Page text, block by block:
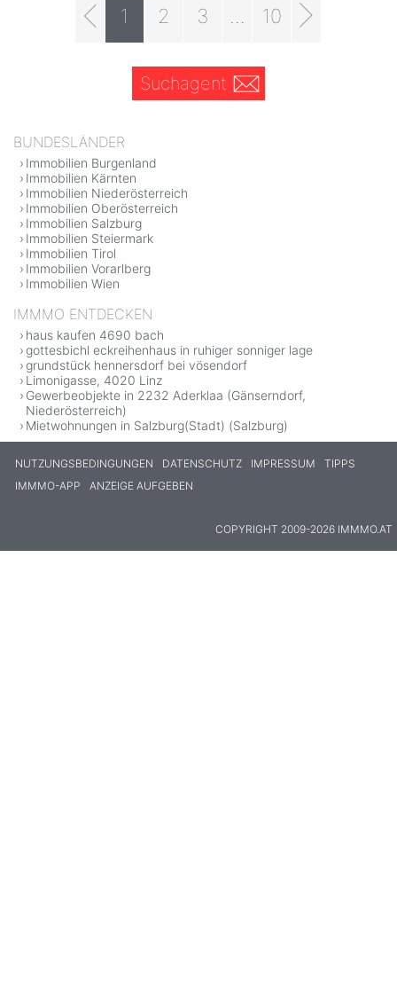
1 2 3 10
Suchagent
BUNDESLÄNDER
Immobilien Burgenland
Immobilien Kärnten
Immobilien Niederösterreich
Immobilien Oberösterreich
Immobilien Salzburg
Immobilien Steiermark
Immobilien Tirol
Immobilien Vorarlberg
Immobilien Wien
IMMMO ENTDECKEN
haus kaufen 4690 bach
gottesbichl eckreihenhaus in ruhiger sonniger lage
grundstück hennersdorf bei vösendorf
Limonigasse, 4020 Linz
Gewerbeobjekte in 2232 Aderklaa (Gänserndorf,
Niederösterreich)
Mietwohnungen in Salzburg(Stadt) (Salzburg)
NUTZUNGSBEDINGUNGEN DATENSCHUTZ IMPRESSUM
TIPPS
IMMMO-APP
ANZEIGE AUFGEBEN
COPYRIGHT 2009-2026 IMMMO.AT